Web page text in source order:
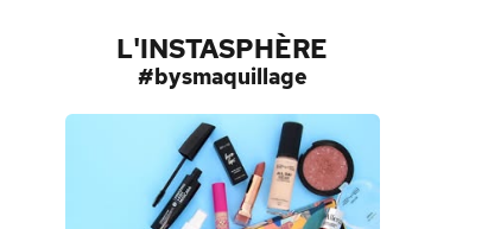
L'INSTASPHÈRE
#bysmaquillage